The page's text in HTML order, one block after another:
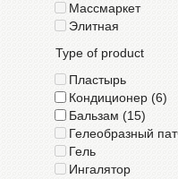
Массмаркет
Элитная
Type of product
Пластырь
Кондиционер (6)
Бальзам (15)
Гелеобразный
Гель
Ингалятор